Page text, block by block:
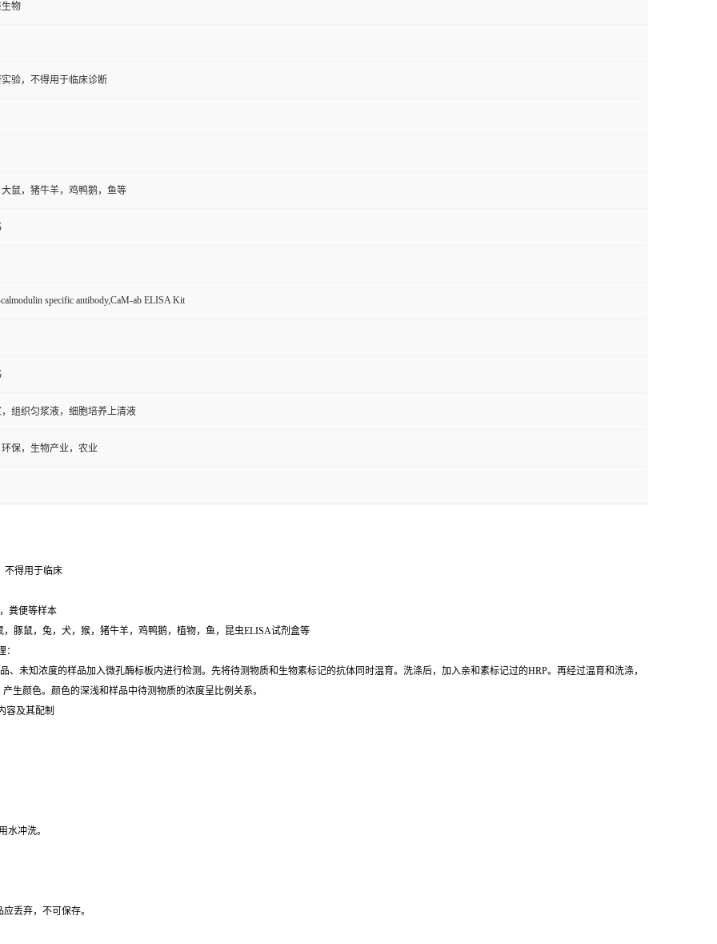
物
验，不得用于临床诊断
鼠，猪牛羊，鸡鸭鹅，鱼等
specific antibody,CaM-ab ELISA Kit
组织匀浆液，细胞培养上清液
保，生物产业，农业
不得用于临床
粪便等样本
豚鼠，兔，犬，猴，猪牛羊，鸡鸭鹅，植物，鱼，昆虫ELISA试剂盒等
未知浓度的样品加入微孔酶标板内进行检测。先将待测物质和生物素标记的抗体同时温育。洗涤后，加入亲和素标记过的HRP。再经过温育和洗涤，
生颜色。颜色的深浅和样品中待测物质的浓度呈比例关系。
容及其配制
水冲洗。
丢弃，不可保存。